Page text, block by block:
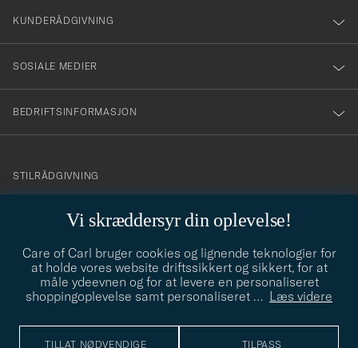
Vi skræddersyr din oplevelse!
Care of Carl bruger cookies og lignende teknologier for
at holde vores website driftssikkert og sikkert, for at
måle ydeevnen og for at levere en personaliseret
shoppingoplevelse samt personaliseret … Læs videre
TILLAT NØDVENDIGE TILPASS
nyhetsbrev!
KUNDERÅDGIVNING
SOSIALE MEDIER
BEDRIFTSINFORMASJON
info@careofcarl.no
STILRÅDGIVNING
STILRÅDGIVNING
© Care of Carl 2026